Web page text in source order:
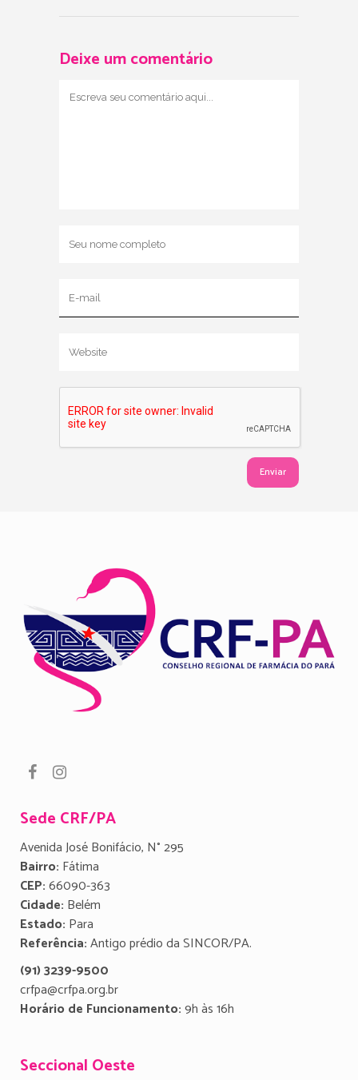
Deixe um comentário
Sede CRF/PA
Avenida José Bonifácio, N° 295
Bairro: Fátima
CEP:66090-363
Cidade: Belém
Estado: Para
Referência:Antigo prédio da SINCOR/PA.
(91) 3239-9500
crfpa@crfpa.org.br
Horário de Funcionamento:9h às 16h
Seccional Oeste